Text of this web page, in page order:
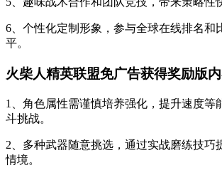
6、个性化定制形象，参与全球在线排名和
平。
火柴人精英联盟免广告获得奖励版内
1、角色属性需谨慎培养强化，提升速度等
斗挑战。
2、多种武器随意挑选，通过实战磨练技巧
情境。